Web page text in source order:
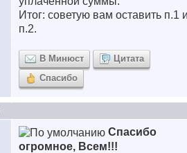
Итог: советую вам оставить п.1
п.2.
В Минюст
Цитата
Спасибо
Cпасибо
огромное, Всем!!!